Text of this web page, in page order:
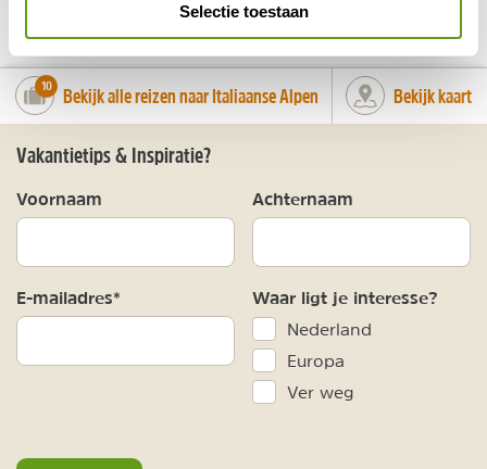
Selectie toestaan
number_of_trips:
10 Bekijk alle reizen naar Italiaanse Alpen Bekijk kaart
Vakantietips & Inspiratie?
Voornaam Achternaam
E-mailadres* Waar ligt je interesse?
Nederland
Europa
Ver weg